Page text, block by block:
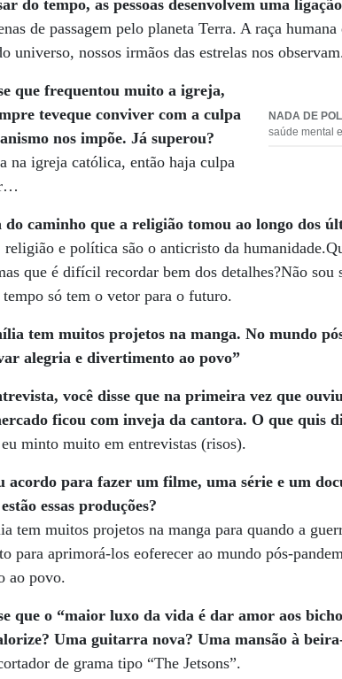
do tempo, as pessoas desenvolvem uma
de passagem pelo planeta Terra. A raça
universo, nossos irmãos das estrelas nos
NADA DE
saúde mental
que frequentou muito a igreja,
teveque conviver com a culpa
nos impõe. Já superou?
na igreja católica, então haja culpa
do caminho que a religião tomou ao longo dos
religião e política são o anticristo da
que é difícil recordar bem dos detalhes?Não
só tem o vetor para o futuro.
tem muitos projetos na manga. No mundo
alegria e divertimento ao povo”
você disse quena primeira vez que
ficou com inveja da cantora. O que quis
minto muito em entrevistas (risos).
acordo para fazer um filme, uma série e um
essas produções?
tem muitos projetos na manga para quando a
para aprimorá-los eoferecer ao mundo pós-
ao povo.
que o “maior luxo da vida é dar amor aos
Uma guitarra nova? Uma mansão à
de grama tipo “The Jetsons”.